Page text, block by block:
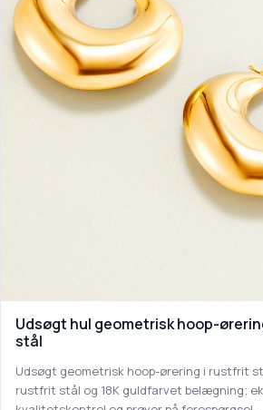
Udsøgt hul geometrisk hoop-
stål
Udsøgt geometrisk hoop-ørering i rustfrit
rustfrit stål og 18K guldfarvet belægning;